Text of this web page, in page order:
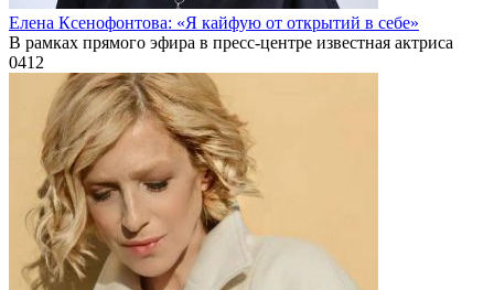
Елена Ксенофонтова: «Я кайфую от открытий в себе»
В рамках прямого эфира в пресс-центре известная актриса
0412